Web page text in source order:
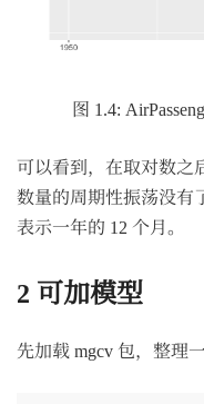
图 1.4:
可以看到，在取对数之
数量的周期性振荡没有
表示一年的 12 个月。
2 可加模型
先加载 mgcv 包，整理